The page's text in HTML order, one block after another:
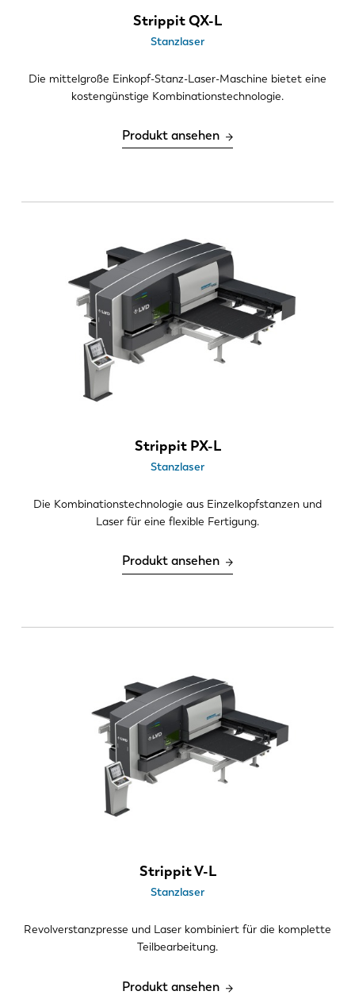
Werkzeugbestückungsstile
Revolverstil – Dickrevolver
Einzelkopf – Trumpf
Indexierbares Multiwerkzeug
Automatisierung
PA Beladung/Entladung
Kompaktturm
Behälter-Sortiersystem
TAS/WAS-Automatisierung
Roboterschnittstelle
Strippit QX-L
Stanzlaser
Die mittelgroße Einkopf-Stanz-Laser-Maschine bietet eine
kostengünstige Kombinationstechnologie.
Produkt ansehen
Strippit PX-L
Stanzlaser
Die Kombinationstechnologie aus Einzelkopfstanzen und
Laser für eine flexible Fertigung.
Produkt ansehen
Strippit V-L
Stanzlaser
Revolverstanzpresse und Laser kombiniert für die komplette
Teilbearbeitung.
Produkt ansehen